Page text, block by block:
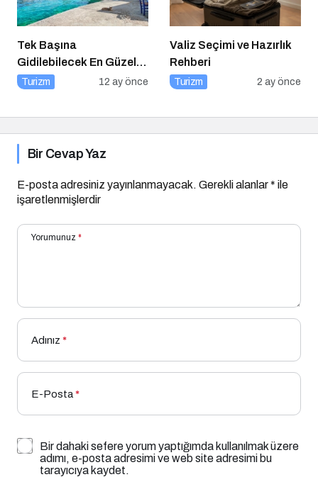
Tek Başına
Gidilebilecek En Güzel
Tatil Yerleri
Turizm 12 ay önce
Valiz Seçimi ve Hazırlık
Rehberi
Turizm 2 ay önce
Bir Cevap Yaz
E-posta adresiniz yayınlanmayacak. Gerekli alanlar* ile
işaretlenmişlerdir
Yorumunuz *
Adınız *
E-Posta*
Bir dahaki sefere yorum yaptığımda kullanılmak üzere
adımı, e-posta adresimi ve web site adresimi bu
tarayıcıya kaydet.